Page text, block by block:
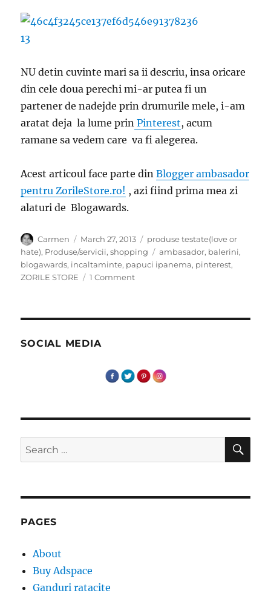
NU detin cuvinte mari sa ii descriu, insa oricare
din cele doua perechi mi-ar putea fi un
partener de nadejde prin drumurile mele, i-am
aratat deja la lume prin Pinterest, acum
ramane sa vedem care va fi alegerea.
Acest articoul face parte dinBlogger ambasador
pentru ZorileStore.ro! , azi fiind prima mea zi
alaturi de Blogawards.
Author
Carmen
Posted
on
March 27, 2013 Categories
produse testate(love or
hate), Produse/servicii,shopping Tags
ambasador, balerini,
blogawards, incaltaminte, papuci ipanema, pinterest,
ZORILE STORE
1 Commenton
SOCIAL MEDIA
Search
for:
PAGES
About
Buy Adspace
Ganduri ratacite